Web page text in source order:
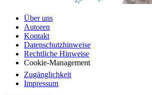
Über uns
Autoren
Kontakt
Datenschutzhinweise
Rechtliche Hinweise
Cookie-Management
Zugänglichkeit
Impressum